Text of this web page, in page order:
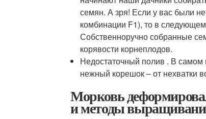
семян. А зря! Если у вас были
комбинации F1), то в
Собственноручно собранные
корявости корнеплодов.
Недостаточный полив . В самом
нежный корешок – от нехватки
Морковь
и методы